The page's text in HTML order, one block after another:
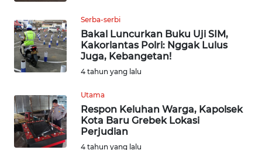
Serba-serbi
Bakal Luncurkan Buku Uji SIM,
Kakorlantas Polri: Nggak Lulus
Juga, Kebangetan!
4 tahun yang lalu
Utama
Respon Keluhan Warga, Kapolsek
Kota Baru Grebek Lokasi
Perjudian
4 tahun yang lalu
WN
KARO
SIMALUNGUN
WN
LABUHANBATU